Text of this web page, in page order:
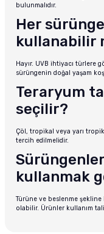
bulunmalıdır.
Her
kullanabilir
Hayır. UVB ihtiyacı türlere
sürüngenin doğal yaşam
Teraryum
seçilir?
Çöl, tropikal veya yarı
tercih edilmelidir.
kullanmak
Türüne ve beslenme
olabilir. Ürünler kullanım